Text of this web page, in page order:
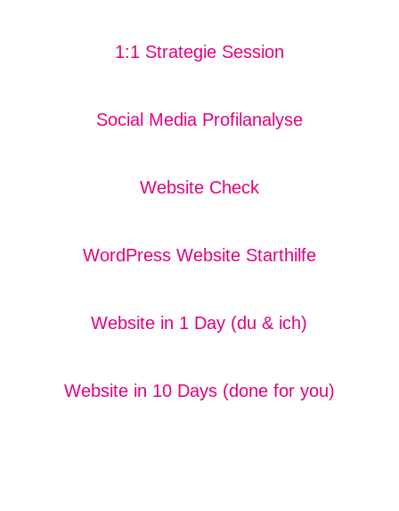
1:1 Strategie Session
Social Media Profilanalyse
Website Check
WordPress Website Starthilfe
Website in 1 Day (du & ich)
Website in 10 Days (done for you)